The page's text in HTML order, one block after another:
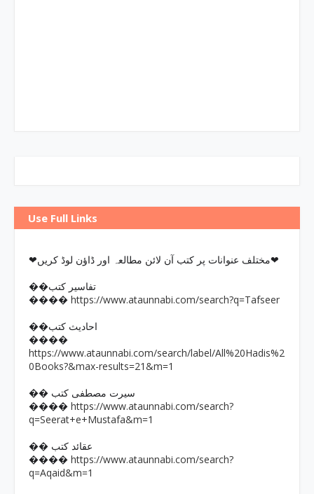
Use Full Links
❤مختلف عنوانات پر کتب آن لائن مطالعہ اور ڈاؤن لوڈ کریں❤
��تفاسیر کتب
���� https://www.ataunnabi.com/search?q=Tafseer
��احادیث کتب
����
https://www.ataunnabi.com/search/label/All%20Hadis%2
0Books?&max-results=21&m=1
�� سیرت مصطفی کتب
���� https://www.ataunnabi.com/search?
q=Seerat+e+Mustafa&m=1
�� عقائد کتب
���� https://www.ataunnabi.com/search?
q=Aqaid&m=1